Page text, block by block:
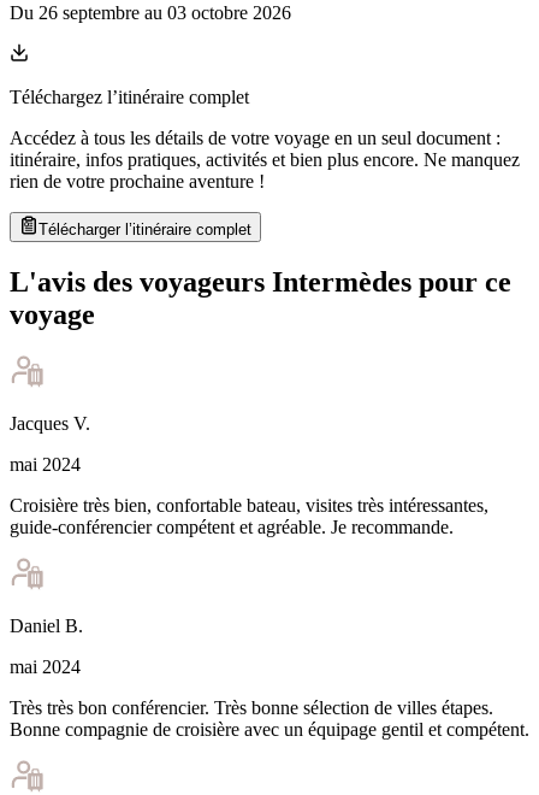
Du 26 septembre au 03 octobre 2026
Téléchargez l’itinéraire complet
Accédez à tous les détails de votre voyage en un seul document :
itinéraire, infos pratiques, activités et bien plus encore. Ne manquez
rien de votre prochaine aventure !
Télécharger l’itinéraire complet
L'avis des voyageurs Intermèdes pour ce
voyage
Jacques V.
mai 2024
Croisière très bien, confortable bateau, visites très intéressantes,
guide-conférencier compétent et agréable. Je recommande.
Daniel B.
mai 2024
Très très bon conférencier. Très bonne sélection de villes étapes.
Bonne compagnie de croisière avec un équipage gentil et compétent.